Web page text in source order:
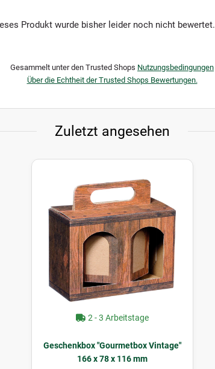
Produkt wurde bisher leider noch nicht bewertet.
Gesammelt unter den Trusted Shops Nutzungsbedingungen
Über die Echtheit der Trusted Shops Bewertungen.
Zuletzt angesehen
2 - 3 Arbeitstage
Geschenkbox "Gourmetbox Vintage"
166 x 78 x 116 mm